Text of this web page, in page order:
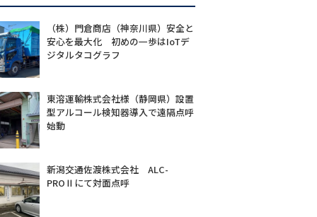
（株）門倉商店（神奈川県）安全と
安心を最大化 初めの一歩はIoTデ
ジタルタコグラフ
東溶運輸株式会社様（静岡県）設置
型アルコール検知器導入で遠隔点呼
始動
新潟交通佐渡株式会社 ALC-
PROⅡにて対面点呼